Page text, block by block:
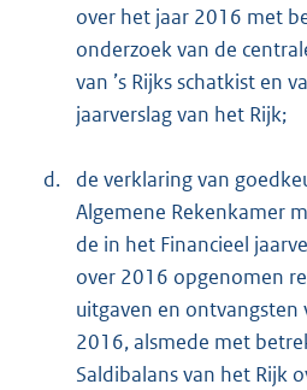
over het jaar 2016 met
onderzoek van de
van ’s Rijks schatkist en
jaarverslag van het Rijk;
d.
de verklaring van
Algemene Rekenkamer
de in het Financieel
over 2016 opgenomen
uitgaven en ontvangsten
2016, alsmede met
Saldibalans van het Rijk